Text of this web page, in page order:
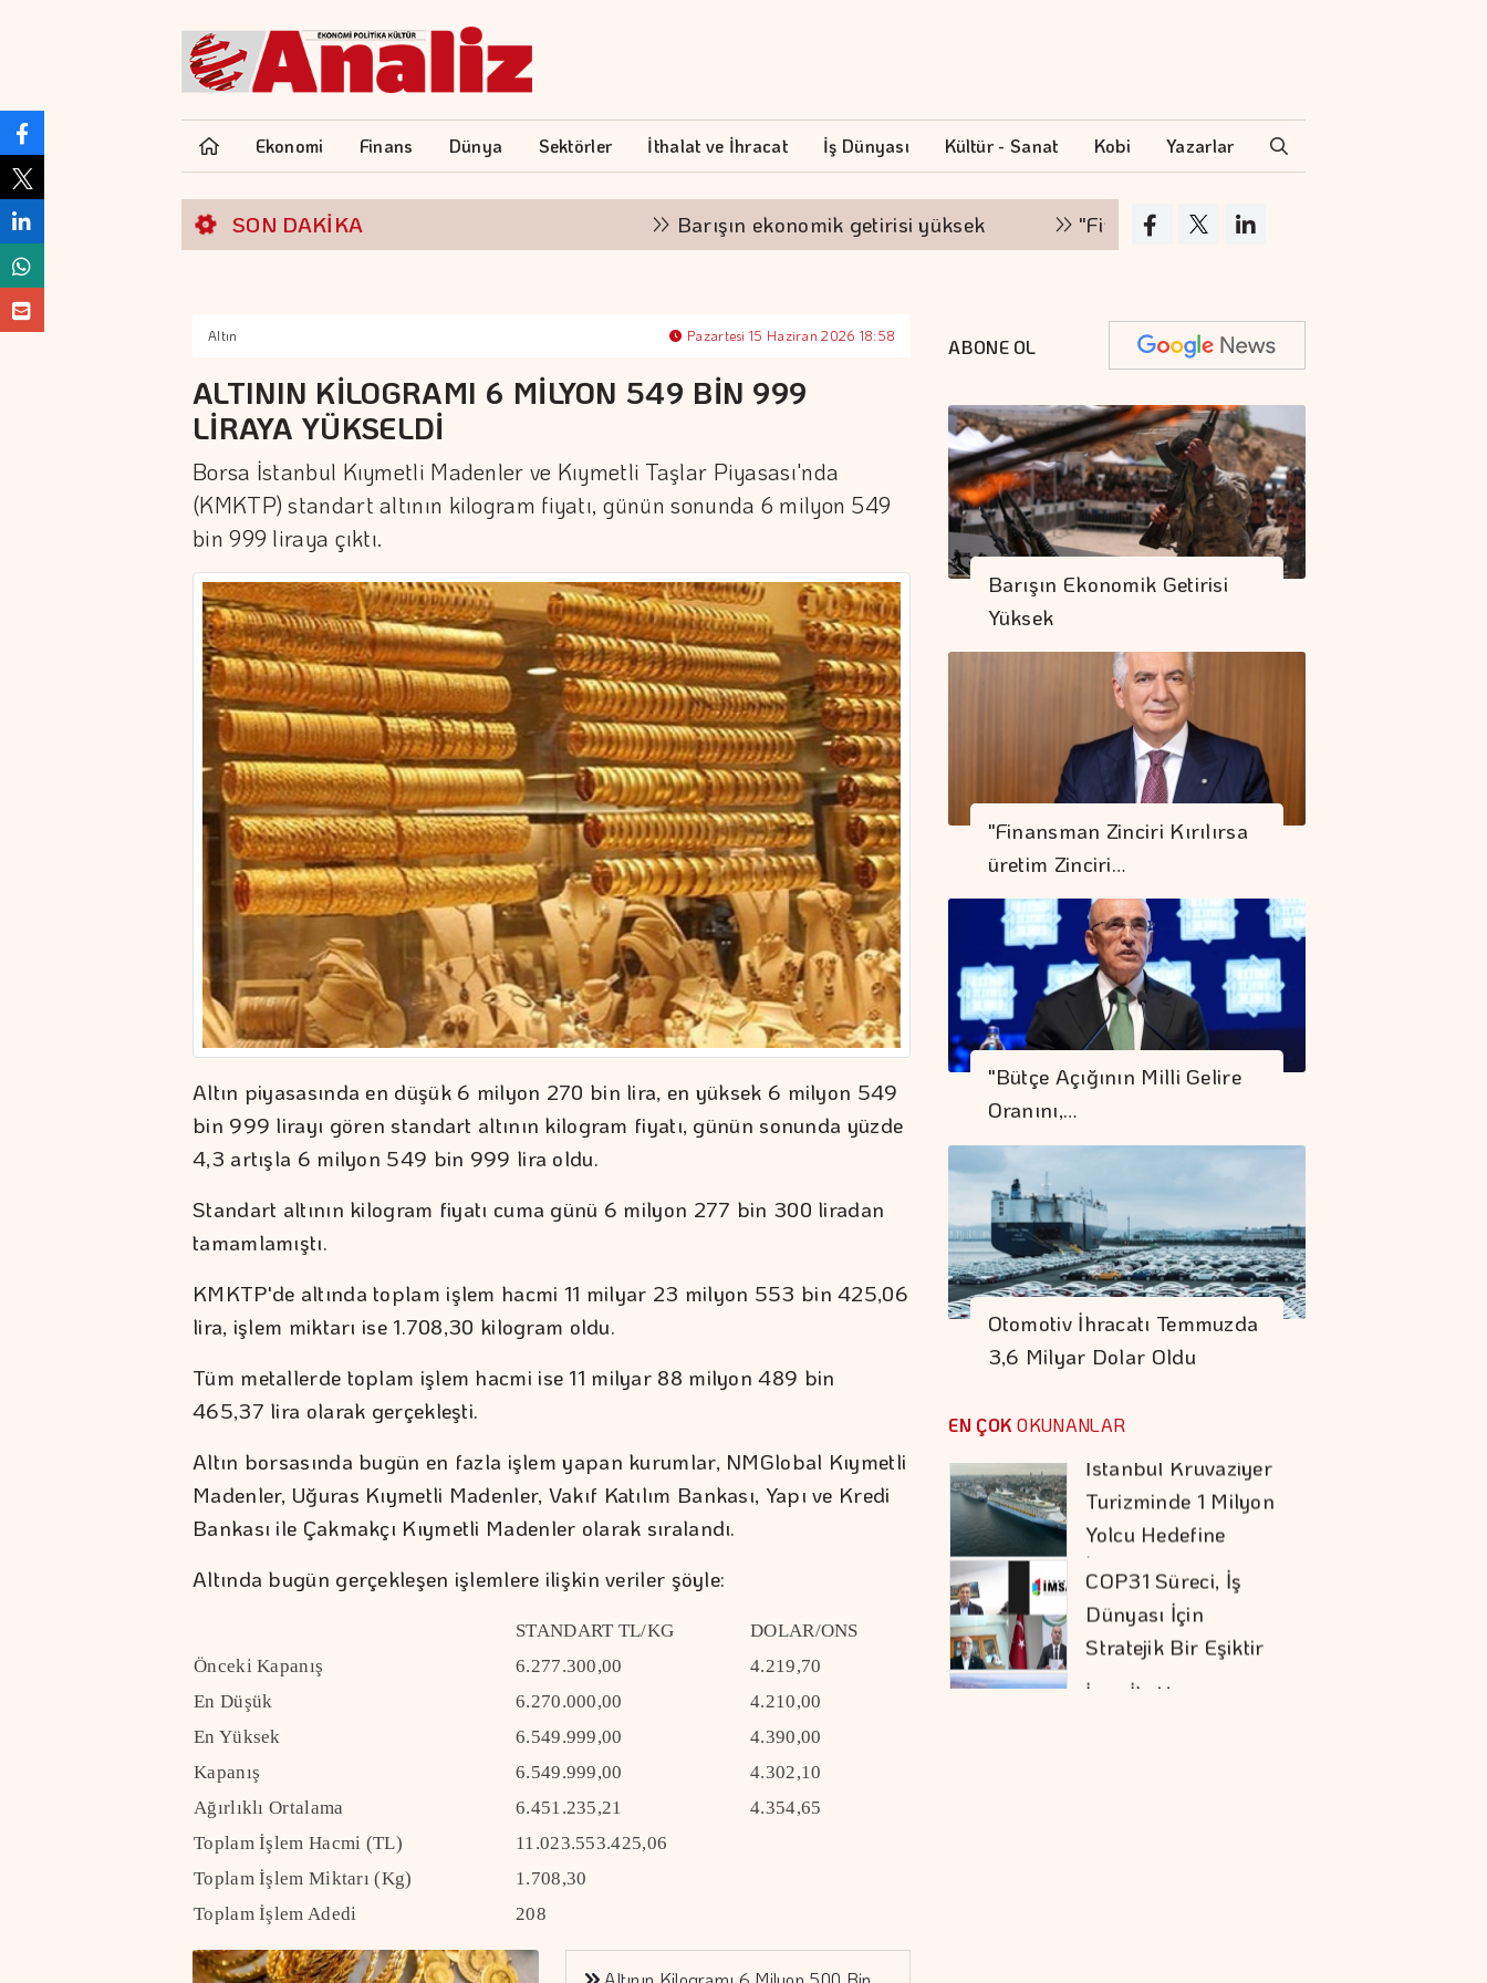
Ekonomi Finans Dünya Sektörler İthalat ve İhracat İş Dünyası Kültür - Sanat Kobi Yazarlar
SON DAKİKA Barışın ekonomik getirisi yüksek "Finansman zinciri kırılırsa üretim zinciri de
Altın Pazartesi 15 Haziran 2026 18:58
ALTININ KİLOGRAMI 6 MİLYON 549 BİN 999
LİRAYA YÜKSELDİ
Borsa İstanbul Kıymetli Madenler ve Kıymetli Taşlar Piyasası'nda
(KMKTP) standart altının kilogram fiyatı, günün sonunda 6 milyon 549
bin 999 liraya çıktı.
Altın piyasasında en düşük 6 milyon 270 bin lira, en yüksek 6 milyon 549
bin 999 lirayı gören standart altının kilogram fiyatı, günün sonunda yüzde
4,3 artışla 6 milyon 549 bin 999 lira oldu.
Standart altının kilogram fiyatı cuma günü 6 milyon 277 bin 300 liradan
tamamlamıştı.
KMKTP'de altında toplam işlem hacmi 11 milyar 23 milyon 553 bin 425,06
lira, işlem miktarı ise 1.708,30 kilogram oldu.
Tüm metallerde toplam işlem hacmi ise 11 milyar 88 milyon 489 bin
465,37 lira olarak gerçekleşti.
Altın borsasında bugün en fazla işlem yapan kurumlar, NMGlobal Kıymetli
Madenler, Uğuras Kıymetli Madenler, Vakıf Katılım Bankası, Yapı ve Kredi
Bankası ile Çakmakçı Kıymetli Madenler olarak sıralandı.
Altında bugün gerçekleşen işlemlere ilişkin veriler şöyle:
STANDART TL/KG
DOLAR/ONS
Önceki Kapanış
6.277.300,00
4.219,70
En Düşük
6.270.000,00
4.210,00
En Yüksek
6.549.999,00
4.390,00
Kapanış
6.549.999,00
4.302,10
Ağırlıklı Ortalama
6.451.235,21
4.354,65
Toplam İşlem Hacmi (TL)
11.023.553.425,06
Toplam İşlem Miktarı (Kg)
1.708,30
Toplam İşlem Adedi
208
ABONE OL
Barışın Ekonomik Getirisi
Yüksek
"Finansman Zinciri Kırılırsa
üretim Zinciri…
"Bütçe Açığının Milli Gelire
Oranını,…
Otomotiv İhracatı Temmuzda
3,6 Milyar Dolar Oldu
EN ÇOK OKUNANLAR
Rezervler 1 Milyar
842 Milyon Dolar
Yurt Dışında
Milyon Dolarlık
Hisse Senedi Aldı
Koç Holding 1,7
Milyar Dolar
Kombine Yatırım
Yaptı
İstanbul Kruvaziyer
Yolcu Hedefine
İlerliyor
COP31 Süreci, İş
Dünyası İçin
Stratejik Bir Eşiktir
İran İle Umman
Hürmüz Geçişi
Konusunda Anlaştı